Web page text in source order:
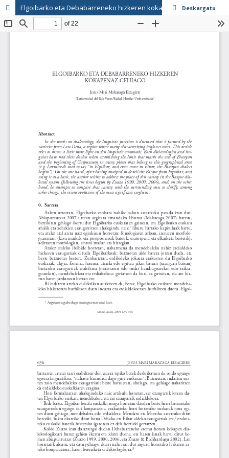
Elgoibarko eta Debabarreneko hizkeren kokapenaz gehiago
Deskargatu